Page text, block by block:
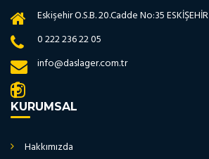
Eskişehir O.S.B. 20.Cadde No:35 ESKİŞEHİR
0 222 236 22 05
info@daslager.com.tr
KURUMSAL
Hakkımızda